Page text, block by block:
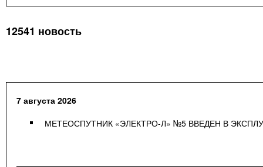
12541 новость
7 августа 2026
МЕТЕОСПУТНИК «ЭЛЕКТРО-Л» №5 ВВЕДЕН В